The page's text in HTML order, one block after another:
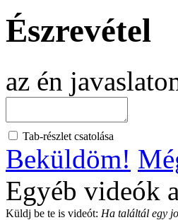
Észrevétel
az én
Tab-részlet csatolása
Beküldöm!
Egyéb videók
Küldj be te is videót: Ha találtál egy